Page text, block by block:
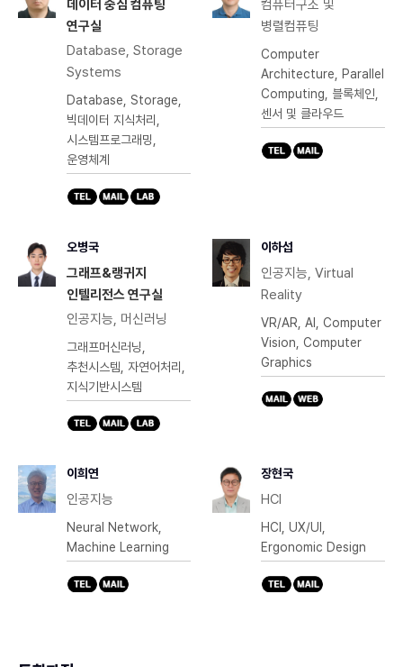
데이터 중심 컴퓨팅
연구실
Database, Storage
Systems
Database, Storage,
빅데이터 지식처리,
시스템프로그래밍,
운영체계
컴퓨터구조 및
병렬컴퓨팅
Computer
Architecture, Parallel
Computing, 블록체인,
센서 및 클라우드
오병국
그래프&랭귀지
인텔리전스 연구실
인공지능, 머신러닝
그래프머신러닝,
추천시스템, 자연어처리,
지식기반시스템
이하섭
인공지능, Virtual
Reality
VR/AR, AI, Computer
Vision, Computer
Graphics
이희연
인공지능
Neural Network,
Machine Learning
장현국
HCI
HCI, UX/UI,
Ergonomic Design